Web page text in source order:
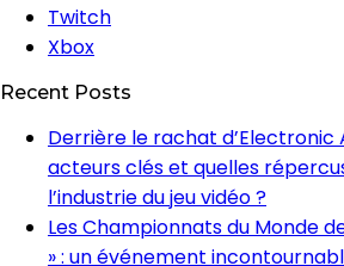
Twitch
Xbox
Recent Posts
Derrière le rachat d’Electronic
acteurs clés et quelles
l’industrie du jeu vidéo ?
Les Championnats du Monde
» : un événement